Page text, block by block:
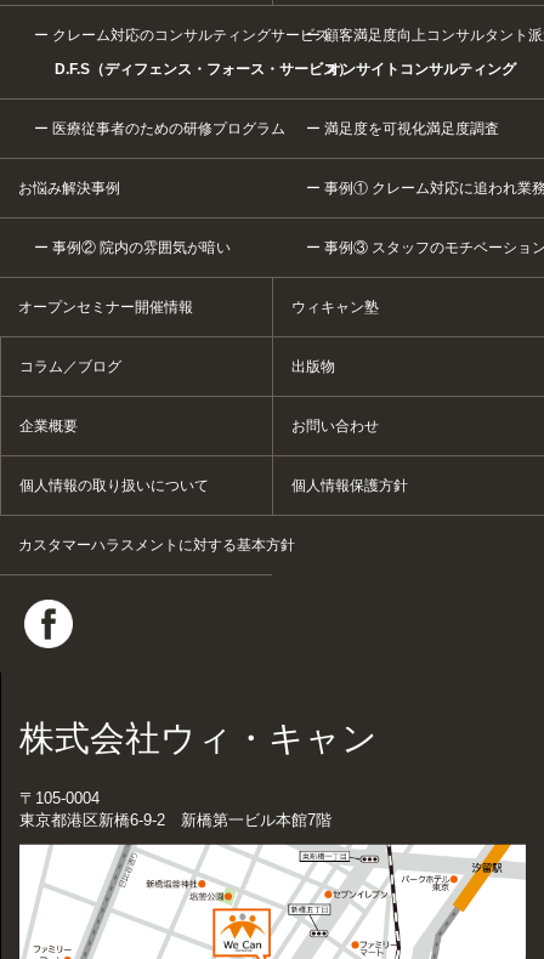
クレーム対応のコンサルティングサービス
D.F.S（ディフェンス・フォース・サービス）
顧客満足度向上コンサルタント
オンサイトコンサルティング
医療従事者のための研修プログラム 満足度を可視化満足度調査
お悩み解決事例 事例① クレーム対応に追われ業
事例② 院内の雰囲気が暗い 事例③ スタッフのモチベーショ
オープンセミナー開催情報 ウィキャン塾
コラム／ブログ 出版物
企業概要 お問い合わせ
個人情報の取り扱いについて 個人情報保護方針
カスタマーハラスメントに対する基本方針
株式会社ウィ・キャン
〒105-0004
東京都港区新橋6-9-2 新橋第一ビル本館7階